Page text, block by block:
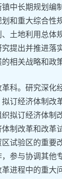
中长期规划编
和重大综合性
土地利用总体
提出并推进落
相关战略和政
革科。研究深化
订经济体制改
拟订经济体制
制改革和改革
试验区的重要
参与协调其他
进程中的重大